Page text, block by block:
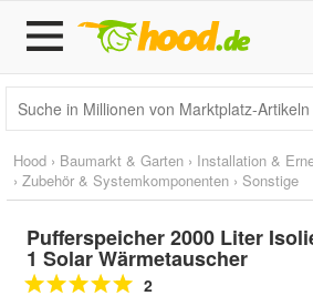
Hood › Baumarkt & Garten › Installation &
› Zubehör & Systemkomponenten › Sonstige
Pufferspeicher 2000 Liter
1 Solar Wärmetauscher
2